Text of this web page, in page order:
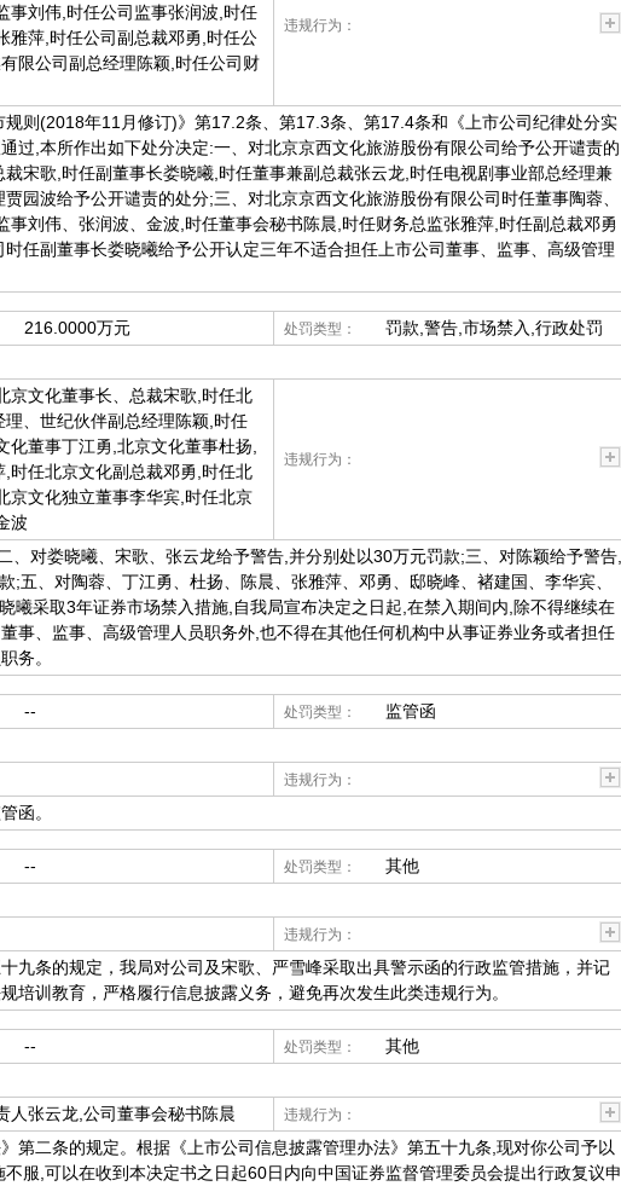
事刘伟,时任公司监事张润波,时任
雅萍,时任公司副总裁邓勇,时任公
限公司副总经理陈颖,时任公司财
违规行为：
则(2018年11月修订)》第17.2条、第17.3条、第17.4条和《上市公司纪律处分实
过,本所作出如下处分决定:一、对北京京西文化旅游股份有限公司给予公开谴责的
宋歌,时任副董事长娄晓曦,时任董事兼副总裁张云龙,时任电视剧事业部总经理兼
园波给予公开谴责的处分;三、对北京京西文化旅游股份有限公司时任董事陶蓉、
刘伟、张润波、金波,时任董事会秘书陈晨,时任财务总监张雅萍,时任副总裁邓勇
任副董事长娄晓曦给予公开认定三年不适合担任上市公司董事、监事、高级管理
216.0000万元 处罚类型： 罚款,警告,市场禁入,行政处罚
京文化董事长、总裁宋歌,时任北
、世纪伙伴副总经理陈颖,时任
董事丁江勇,北京文化董事杜扬,
时任北京文化副总裁邓勇,时任北
京文化独立董事李华宾,时任北京
波
违规行为：
对娄晓曦、宋歌、张云龙给予警告,并分别处以30万元罚款;三、对陈颖给予警告,
五、对陶蓉、丁江勇、杜扬、陈晨、张雅萍、邓勇、邸晓峰、褚建国、李华宾、
曦采取3年证券市场禁入措施,自我局宣布决定之日起,在禁入期间内,除不得继续在
事、监事、高级管理人员职务外,也不得在其他任何机构中从事证券业务或者担任
务。
-- 处罚类型： 监管函
违规行为：
函。
-- 处罚类型： 其他
违规行为：
条的规定，我局对公司及宋歌、严雪峰采取出具警示函的行政监管措施，并记
培训教育，严格履行信息披露义务，避免再次发生此类违规行为。
-- 处罚类型： 其他
人张云龙,公司董事会秘书陈晨
违规行为：
第二条的规定。根据《上市公司信息披露管理办法》第五十九条,现对你公司予以
服,可以在收到本决定书之日起60日内向中国证券监督管理委员会提出行政复议申